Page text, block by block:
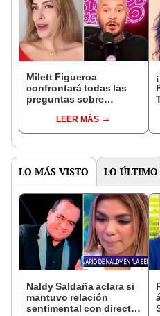
Milett Figueroa
confrontará todas las
preguntas sobre
de su relación: "Sin
filtros"
LEER MÁS
LO MÁS VISTO LO ÚLTIMO
Naldy Saldaña aclara si
mantuvo relación
sentimental con director